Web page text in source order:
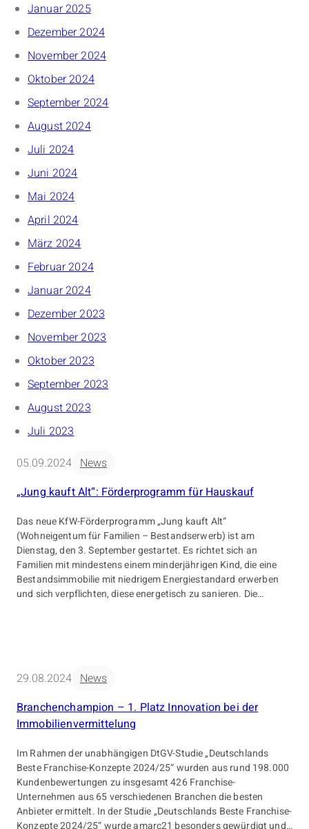
Januar 2025
Dezember 2024
November 2024
Oktober 2024
September 2024
August 2024
Juli 2024
Juni 2024
Mai 2024
April 2024
März 2024
Februar 2024
Januar 2024
Dezember 2023
November 2023
Oktober 2023
September 2023
August 2023
Juli 2023
05.09.2024 News
„Jung kauft Alt“: Förderprogramm für Hauskauf
Das neue KfW-Förderprogramm „Jung kauft Alt“
(Wohneigentum für Familien – Bestandserwerb) ist am
Dienstag, den 3. September gestartet. Es richtet sich an
Familien mit mindestens einem minderjährigen Kind, die eine
Bestandsimmobilie mit niedrigem Energiestandard erwerben
und sich verpflichten, diese energetisch zu sanieren. Die
29.08.2024 News
Branchenchampion – 1. Platz Innovation bei der
Immobilienvermittelung
Im Rahmen der unabhängigen DtGV-Studie „Deutschlands
Beste Franchise-Konzepte 2024/25“ wurden aus rund 198.000
Kundenbewertungen zu insgesamt 426 Franchise-
Unternehmen aus 65 verschiedenen Branchen die besten
Anbieter ermittelt. In der Studie „Deutschlands Beste Franchise-
Konzepte 2024/25“ wurde amarc21 besonders gewürdigt und